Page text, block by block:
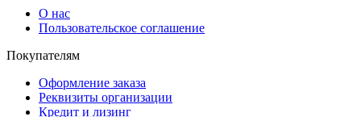
О нас
Пользовательское соглашение
Покупателям
Оформление заказа
Реквизиты организации
Кредит и лизинг